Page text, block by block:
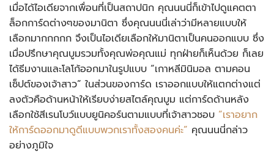
เมื่อได้ไอเดียจากเพื่อนที่เป็นสถาปนิก คุณนนนี่ก็เข้าไปดูแคตตา
ล็อกการ์ดต่างๆของมานิตา ซึ่งคุณนนนี่เล่าว่ามีหลายแบบให้
เลือกมากกกกก จึงเป็นไอเดียเลือกให้มานิตาเป็นคนออกแบบ ซึ่ง
เมื่อปรึกษาคุณบูมรวมทั้งคุณพ่อคุณแม่ ทุกฝ่ายก็เห็นด้วย ก็เลย
ได้ธีมงานและโลโก้ออกมาในรูปแบบ “เกาหลีมินิมอล ตามคอน
เซ็ปต์ของเจ้าสาว” ในส่วนของการ์ด เราออกแบบให้แตกต่างแต่
ลงตัวคือด้านหน้าให้เรียบง่ายสไตล์คุณบูม แต่การ์ดด้านหลัง
เลือกใช้สีเรนโบว์แบบยูนิคอร์นตามแบบที่เจ้าสาวชอบ “เราอยาก
ให้การ์ดออกมาดูดีแบบพวกเราทั้งสองคนค่ะ” คุณนนนี่กล่าว
อย่างภูมิใจ